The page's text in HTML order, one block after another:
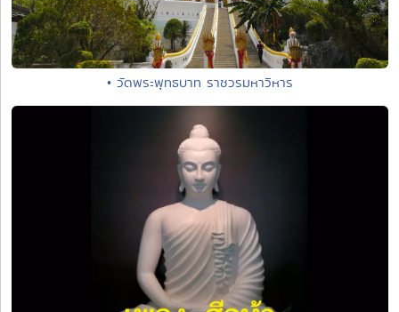
• วัดพระพุทธบาท ราชวรมหาวิหาร